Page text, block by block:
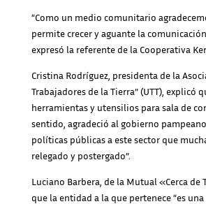
“Como un medio comunitario
permite crecer y aguante la
expresó la referente de la Cooperativa
Cristina Rodríguez, presidenta de la
Trabajadores de la Tierra” (UTT), explicó
herramientas y utensilios para sala de
sentido, agradeció al gobierno
políticas públicas a este sector que
relegado y postergado”.
Luciano Barbera, de la Mutual «Cerca de
que la entidad a la que pertenece “es